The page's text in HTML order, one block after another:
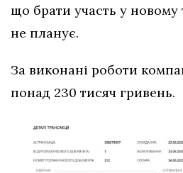
що брати участь у новому
не планує.
За виконані роботи
понад 230 тисяч гривень.